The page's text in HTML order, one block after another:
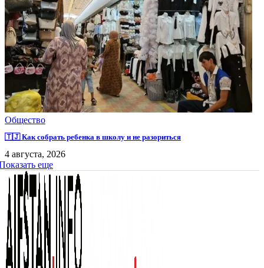
Общество
🇹🇯 Как собрать ребенка в школу и не разориться
4 августа, 2026
еще